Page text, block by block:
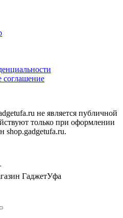
соглашение
не является публичной
только при оформлении
shop.gadgetufa.ru.
ГаджетУфа